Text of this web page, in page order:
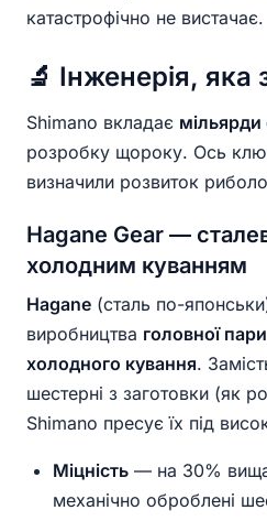
катастрофічно не вистачає.
🔬 Інженерія, яка
Shimano вкладає мільярди
розробку щороку. Ось
визначили розвиток
Hagane Gear —
холодним куванням
Hagane (сталь по-
виробництва головної
холодного кування.
шестерні з заготовки (як
Shimano пресує їх під
Міцність — на 30% вища
механічно оброблені